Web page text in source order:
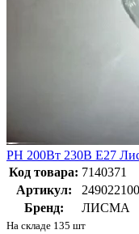
РН 200Вт 230В E27
Код товара: 7140371
Артикул:
249022100
Бренд:
ЛИСМА
На складе 135 шт